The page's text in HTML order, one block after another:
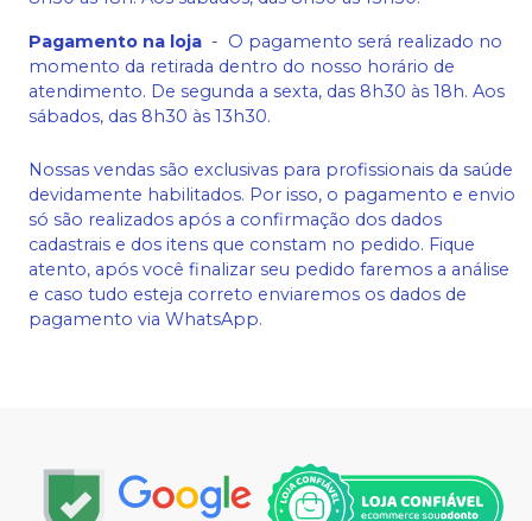
Pagamento na loja - O pagamento será realizado no
momento da retirada dentro do nosso horário de
atendimento. De segunda a sexta, das 8h30 às 18h. Aos
sábados, das 8h30 às 13h30.
Nossas vendas são exclusivas para profissionais da saúde
devidamente habilitados. Por isso, o pagamento e envio
só são realizados após a confirmação dos dados
cadastrais e dos itens que constam no pedido. Fique
atento, após você finalizar seu pedido faremos a análise
e caso tudo esteja correto enviaremos os dados de
pagamento via WhatsApp.